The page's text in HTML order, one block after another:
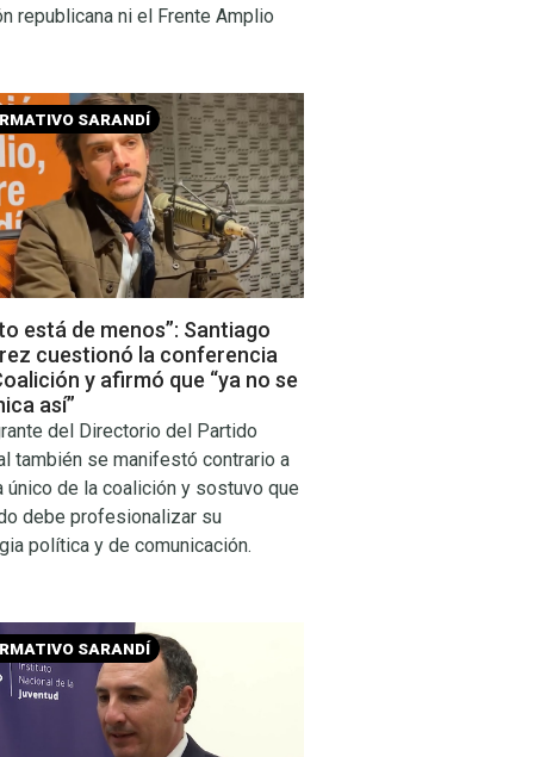
republicana ni el Frente Amplio
SARANDÍ
está de menos”: Santiago
cuestionó la conferencia
y afirmó que “ya no se
así”
del Directorio del Partido
también se manifestó contrario a
único de la coalición y sostuvo que
debe profesionalizar su
política y de comunicación.
SARANDÍ